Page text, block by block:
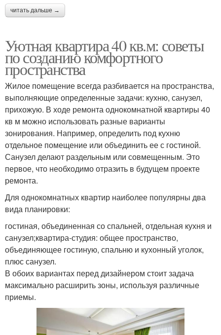
читать дальше →
Уютная квартира 40 кв.м: советы
по созданию комфортного
пространства
Жилое помещение всегда разбивается на пространства,
выполняющие определенные задачи: кухню, санузел,
прихожую. В ходе ремонта однокомнатной квартиры 40
кв м можно использовать разные варианты
зонирования. Например, определить под кухню
отдельное помещение или объединить ее с гостиной.
Санузел делают раздельным или совмещенным. Это
первое, что необходимо отразить в будущем проекте
ремонта.
Для однокомнатных квартир наиболее популярны два
вида планировки:
гостиная, объединенная со спальней, отдельная кухня и
санузел;квартира-студия: общее пространство,
объединяющее гостиную, спальню и кухонный уголок,
плюс санузел.
В обоих вариантах перед дизайнером стоит задача
максимально расширить зоны, используя различные
приемы.